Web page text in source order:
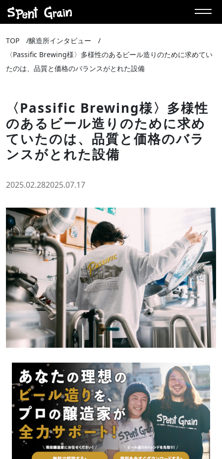
TOP
醸造所インタビュー
〈Passific Brewing様〉多様性のあるビール造りのために求めてい
たのは、品質と価格のバランスがとれた設備
〈Passific Brewing様〉多様性
のあるビール造りのために求め
ていたのは、品質と価格のバラ
ンスがとれた設備
2025.02.282025.07.17